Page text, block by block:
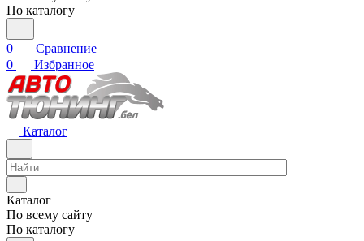
По каталогу
0
Сравнение
0
Избранное
Каталог
Каталог
По всему сайту
По каталогу